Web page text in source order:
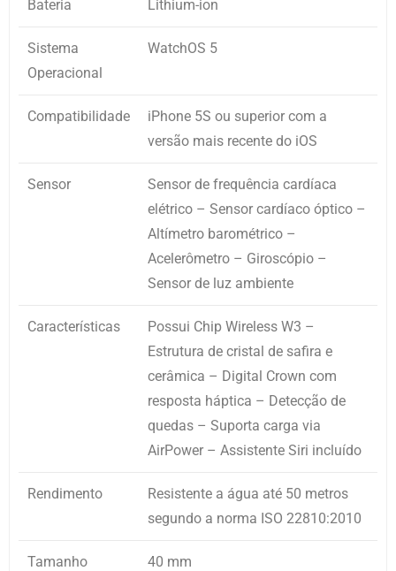
Bateria Lithium-ion
Sistema
Operacional
WatchOS 5
Compatibilidade
iPhone 5S ou superior com a
versão mais recente do iOS
Sensor
Sensor de frequência cardíaca
elétrico – Sensor cardíaco óptico –
Altímetro barométrico –
Acelerômetro – Giroscópio –
Sensor de luz ambiente
Características
Possui Chip Wireless W3 –
Estrutura de cristal de safira e
cerâmica – Digital Crown com
resposta háptica – Detecção de
quedas – Suporta carga via
AirPower – Assistente Siri incluído
Rendimento
Resistente a água até 50 metros
segundo a norma ISO 22810:2010
Tamanho 40 mm